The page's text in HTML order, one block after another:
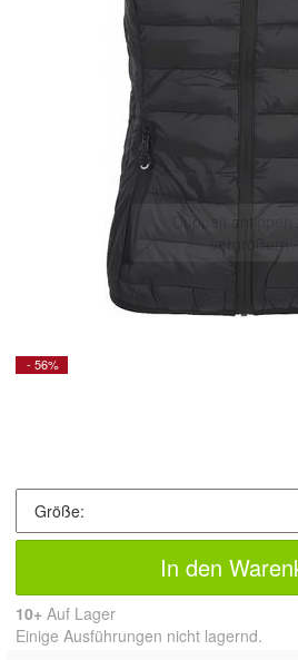
Doppelt antippen
vergrößern
- 56%
In den
10+ Auf Lager
Einige Ausführungen nicht lagernd.